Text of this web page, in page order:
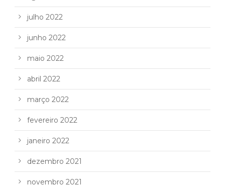
julho 2022
junho 2022
maio 2022
abril 2022
março 2022
fevereiro 2022
janeiro 2022
dezembro 2021
novembro 2021